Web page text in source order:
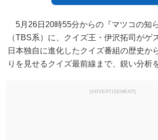
5月26日20時55分からの『マツコの知ら
（TBS系）に、クイズ王・伊沢拓司がゲ
日本独自に進化したクイズ番組の歴史か
りを見せるクイズ最前線まで、鋭い分析
[ADVERTISEMENT]